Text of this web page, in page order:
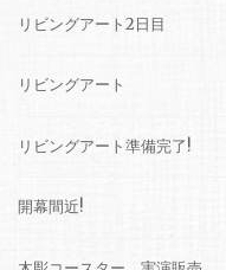
リビングアート2日目
リビングアート
リビングアート準備完了!
開幕間近!